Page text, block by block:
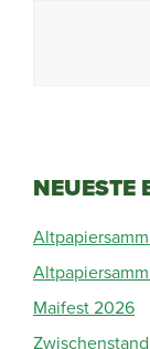
NEUESTE
Maifest 2026